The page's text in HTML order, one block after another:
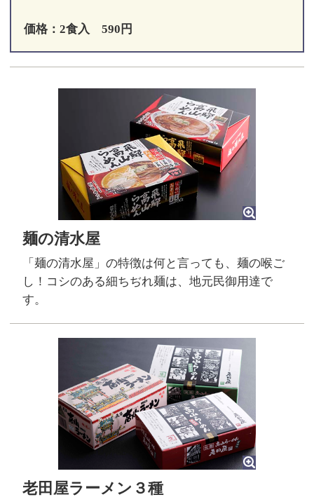
価格：2食入 590円
麺の清水屋
「麺の清水屋」の特徴は何と言っても、麺の喉ご
し！コシのある細ちぢれ麺は、地元民御用達で
す。
老田屋ラーメン３種